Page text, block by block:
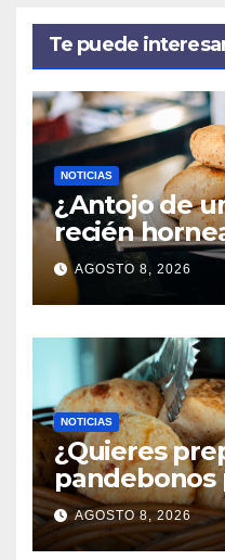
Te puede
NOTICIAS
¿Antojo de
recién
preparar
colombiano
desde tu
AGOSTO 8, 2026
NOTICIAS
¿Quieres
pandebonos
Sigue estos
para
AGOSTO 8, 2026